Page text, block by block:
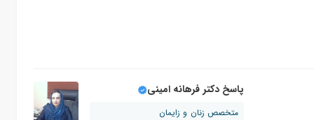
پاسخ دکتر فرهانه امینی
متخصص زنان و زایمان